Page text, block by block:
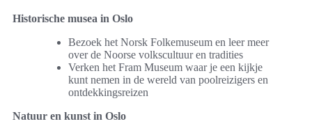
Historische musea in Oslo
Bezoek het Norsk Folkemuseum en leer meer
over de Noorse volkscultuur en tradities
Verken het Fram Museum waar je een kijkje
kunt nemen in de wereld van poolreizigers en
ontdekkingsreizen
Natuur en kunst in Oslo